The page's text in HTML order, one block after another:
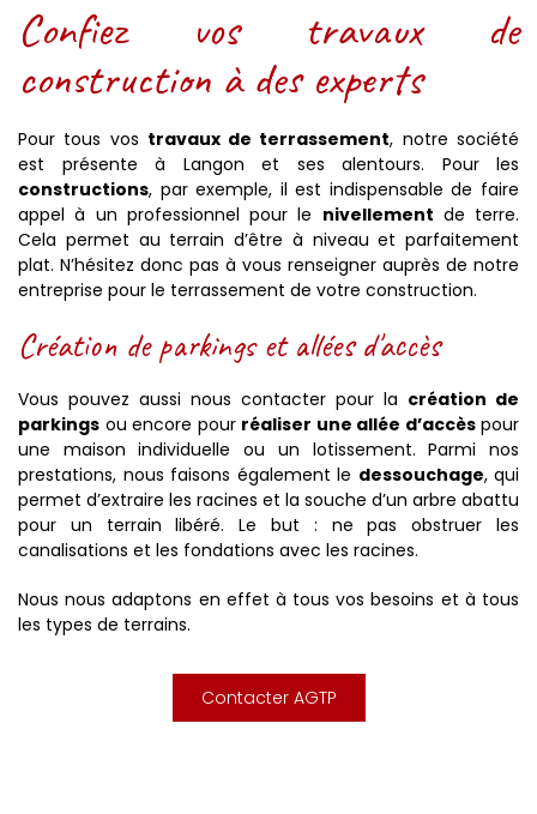
Confiez vos travaux de
construction à des experts
Pour tous vos travaux de terrassement, notre société
est présente à Langon et ses alentours. Pour les
constructions, par exemple, il est indispensable de faire
appel à un professionnel pour le nivellement de terre.
Cela permet au terrain d’être à niveau et parfaitement
plat. N’hésitez donc pas à vous renseigner auprès de notre
entreprise pour le terrassement de votre construction.
Création de parkings et allées d'accès
Vous pouvez aussi nous contacter pour la création de
parkings ou encore pour réaliser une allée d’accèspour
une maison individuelle ou un lotissement. Parmi nos
prestations, nous faisons également le dessouchage, qui
permet d’extraire les racines et la souche d’un arbre abattu
pour un terrain libéré. Le but : ne pas obstruer les
canalisations et les fondations avec les racines.
Nous nous adaptons en effet à tous vos besoins et à tous
les types de terrains.
Contacter AGTP